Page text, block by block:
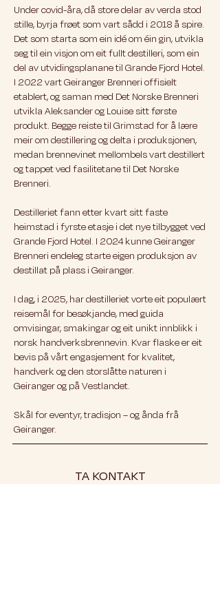
Under covid-åra, då store delar av verda stod
stille, byrja frøet som vart sådd i 2018 å spire.
Det som starta som ein idé om éin gin, utvikla
seg til ein visjon om eit fullt destilleri, som ein
del av utvidingsplanane til Grande Fjord Hotel.
I 2022 vart Geiranger Brenneri offisielt
etablert, og saman med Det Norske Brenneri
utvikla Aleksander og Louise sitt første
produkt. Begge reiste til Grimstad for å lære
meir om destillering og delta i produksjonen,
medan brennevinet mellombels vart destillert
og tappet ved fasilitetane til Det Norske
Brenneri.
Destilleriet fann etter kvart sitt faste
heimstad i fyrste etasje i det nye tilbygget ved
Grande Fjord Hotel. I 2024 kunne Geiranger
Brenneri endeleg starte eigen produksjon av
destillat på plass i Geiranger.
I dag, i 2025, har destilleriet vorte eit populært
reisemål for besøkjande, med guida
omvisingar, smakingar og eit unikt innblikk i
norsk handverksbrennevin. Kvar flaske er eit
bevis på vårt engasjement for kvalitet,
handverk og den storslåtte naturen i
Geiranger og på Vestlandet.
Skål for eventyr, tradisjon – og ånda frå
Geiranger.
TA KONTAKT